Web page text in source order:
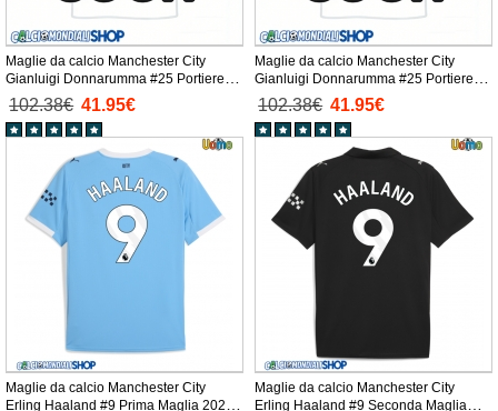
Maglie da calcio Manchester City
Gianluigi Donnarumma #25 Portiere
Seconda Maglia 2025-26 Manica
Lunga
102.38€ 41.95€
Maglie da calcio Manchester City
Gianluigi Donnarumma #25 Portiere
Terza Maglia 2025-26 Manica Lunga
102.38€ 41.95€
Maglie da calcio Manchester City
Erling Haaland #9 Prima Maglia 2025-
Maglie da calcio Manchester City
Erling Haaland #9 Seconda Maglia